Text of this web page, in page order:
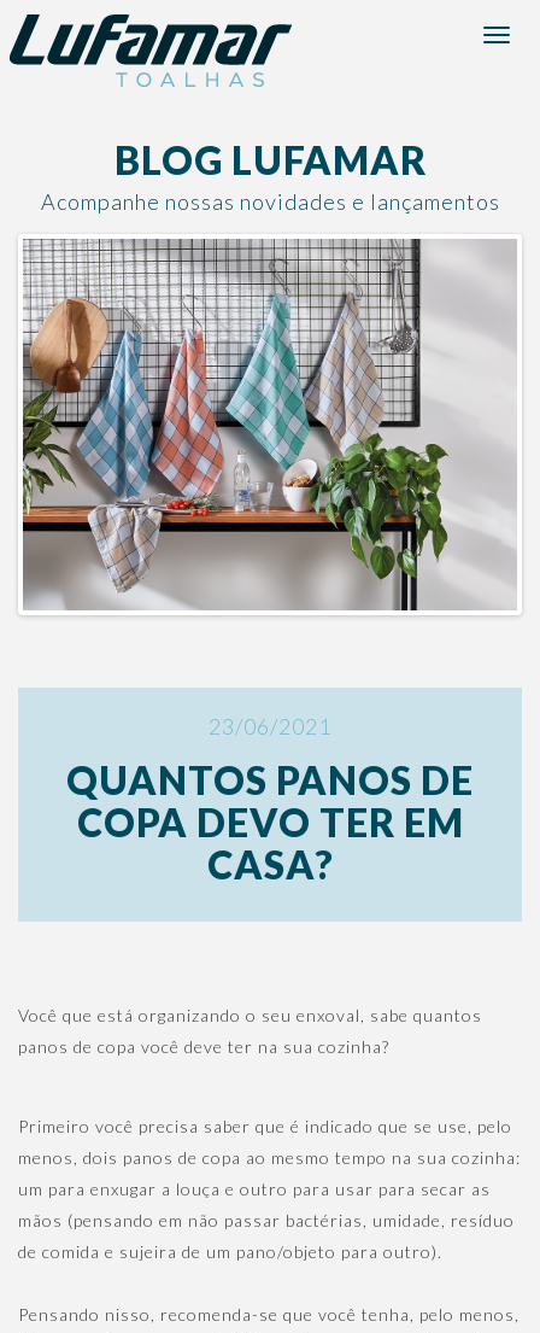
Menu
BLOG LUFAMAR
Acompanhe nossas novidades e lançamentos
23/06/2021
QUANTOS PANOS DE
COPA DEVO TER EM
CASA?
Você que está organizando o seu enxoval, sabe quantos
panos de copa você deve ter na sua cozinha?
Primeiro você precisa saber que é indicado que se use, pelo
menos, dois panos de copa ao mesmo tempo na sua cozinha:
um para enxugar a louça e outro para usar para secar as
mãos (pensando em não passar bactérias, umidade, resíduo
de comida e sujeira de um pano/objeto para outro).
Pensando nisso, recomenda-se que você tenha, pelo menos,